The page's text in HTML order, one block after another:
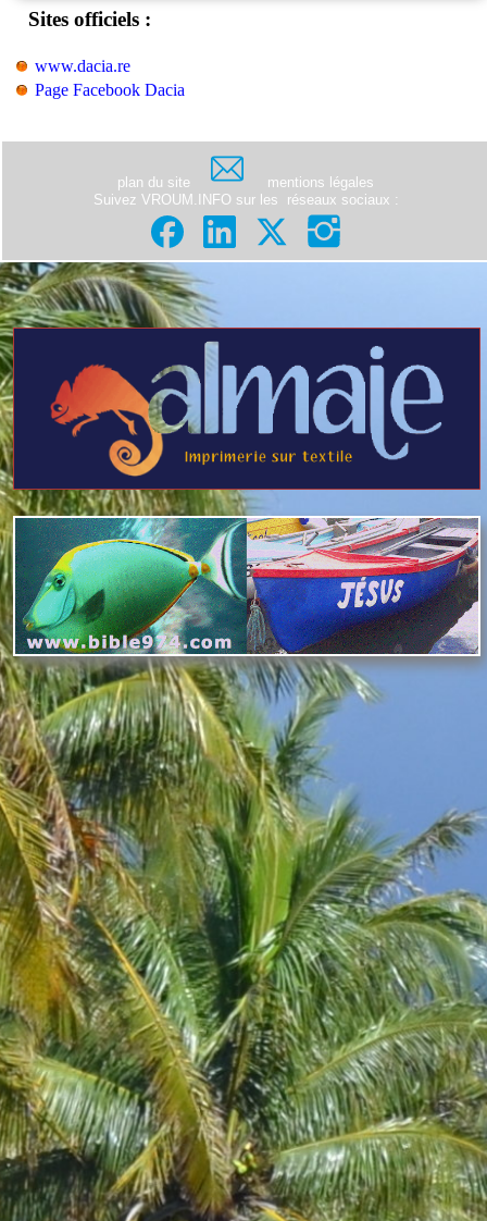
Sites officiels :
www.dacia.re
Page Facebook Dacia
plan du site
mentions légales
Suivez VROUM.INFO sur les
réseaux sociaux :